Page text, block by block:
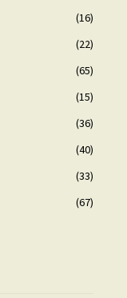
(16)
(22)
(65)
(15)
(36)
(40)
(33)
(67)